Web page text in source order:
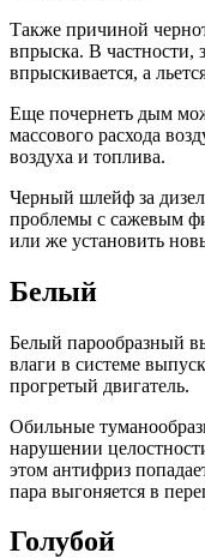
Также причиной
впрыска. В частности,
впрыскивается, а
Еще почернеть дым
массового расхода
воздуха и топлива.
Черный шлейф за
проблемы с сажевым
или же установить
Белый
Белый парообразный
влаги в системе
прогретый двигатель.
Обильные
нарушении
этом антифриз
пара выгоняется в
Голубой